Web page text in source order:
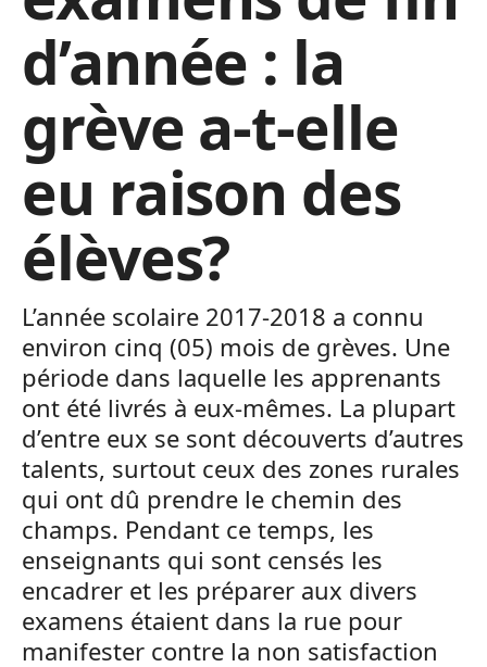
d’année : la
grève a-t-elle
eu raison des
élèves?
L’année scolaire 2017-2018 a connu
environ cinq (05) mois de grèves. Une
période dans laquelle les apprenants
ont été livrés à eux-mêmes. La plupart
d’entre eux se sont découverts d’autres
talents, surtout ceux des zones rurales
qui ont dû prendre le chemin des
champs. Pendant ce temps, les
enseignants qui sont censés les
encadrer et les préparer aux divers
examens étaient dans la rue pour
manifester contre la non satisfaction